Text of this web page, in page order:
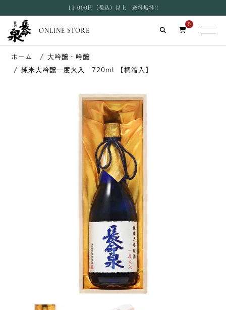
11,000円（税込）以上 送料無料!!
ONLINE STORE
0
大吟醸・吟醸
純米大吟醸一度火入 720ml 【桐箱入】